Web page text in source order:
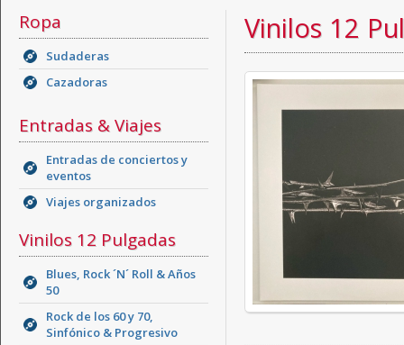
Ropa
Sudaderas
Cazadoras
Entradas & Viajes
Entradas de conciertos y
eventos
Viajes organizados
Vinilos 12 Pulgadas
Blues, Rock ´N´ Roll & Años
50
Rock de los 60 y 70,
Sinfónico & Progresivo
Vinilos 12